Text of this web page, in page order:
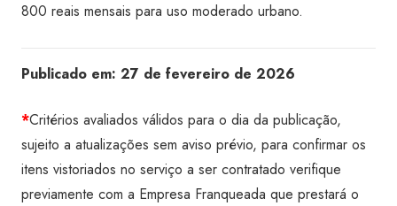
800 reais mensais para uso moderado urbano.
Publicado em: 27 de fevereiro de 2026
*Critérios avaliados válidos para o dia da publicação,
sujeito a atualizações sem aviso prévio, para confirmar os
itens vistoriados no serviço a ser contratado verifique
previamente com a Empresa Franqueada que prestará o